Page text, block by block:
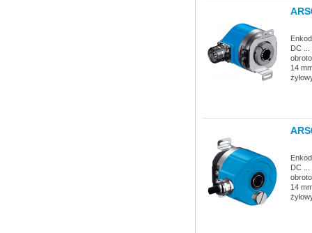
DC
14
DC
14